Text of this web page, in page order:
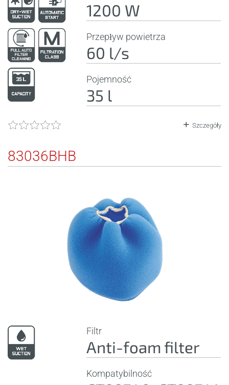
1200 W
Przepływ powietrza
60 l/s
Pojemność
35 l
Szczegóły
83036BHB
Filtr
Anti-foam filter
Kompatybilność